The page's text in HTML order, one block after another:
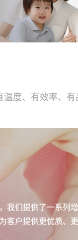
温度、有效率、有
我们提供了一系列
客户提供更优质、